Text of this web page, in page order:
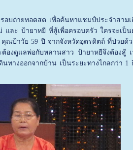
บถ่ายทอดสด เพื่อค้นหาแชมป์ประจำสาม
ละ ป้ายาหยี ที่สู้เพื่อครอบครัว ใครจะเป็
ณป้าวัย 59 ปี จากจังหวัดอุตรดิตถ์ ที่ป่วยด้
ต้องดูแลพ่อกับหลานสาว ป้ายาหยีจึงต้องสู้
ทางออกจากบ้าน เป็นระยะทางไกลกว่า 1